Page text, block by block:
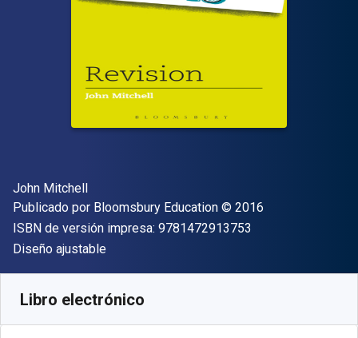
Autor(es)
John Mitchell
Editor
Publicado por Bloomsbury Education Copyright
© 2016
ISBN de versión impresa: 9781472913753
Formato
Diseño ajustable
Libro electrónico